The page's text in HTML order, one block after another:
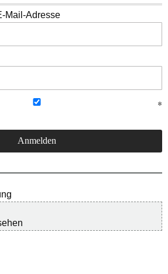
Mail-Adresse